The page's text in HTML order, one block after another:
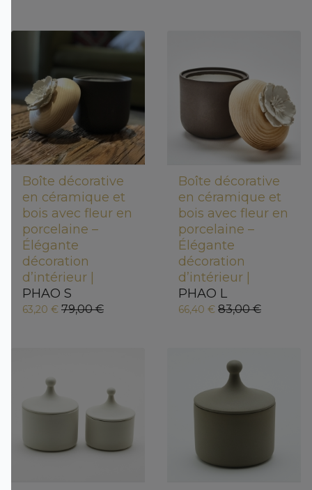
Boîte décorative
en céramique et
bois avec fleur en
porcelaine –
Élégante
décoration
d’intérieur |
PHAO S
63,20 € 79,00 €
Boîte décorative
en céramique et
bois avec fleur en
porcelaine –
Élégante
décoration
d’intérieur |
PHAO L
66,40 € 83,00 €